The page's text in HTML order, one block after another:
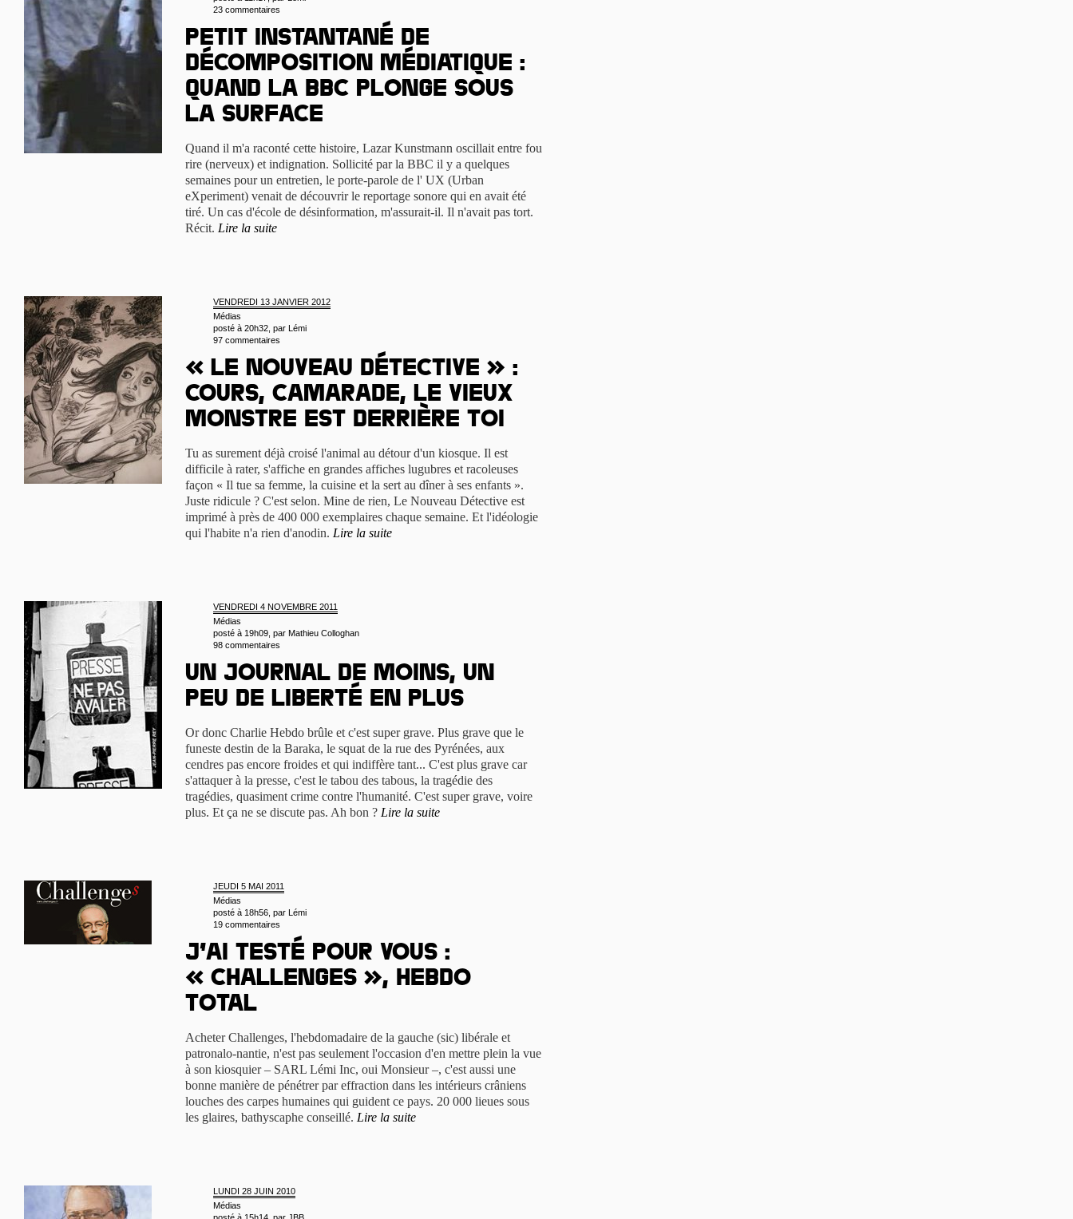
23 commentaires
Petit instantané de
décomposition médiatique :
quand la BBC plonge sous
la surface
Quand il m'a raconté cette histoire, Lazar Kunstmann oscillait entre fou
rire (nerveux) et indignation. Sollicité par la BBC il y a quelques
semaines pour un entretien, le porte-parole de l' UX (Urban
eXperiment) venait de découvrir le reportage sonore qui en avait été
tiré. Un cas d'école de désinformation, m'assurait-il. Il n'avait pas tort.
Récit. Lire la suite
VENDREDI 13 JANVIER 2012
Médias
posté à 20h32, par Lémi
97 commentaires
« Le Nouveau Détective » :
cours, camarade, le vieux
monstre est derrière toi
Tu as surement déjà croisé l'animal au détour d'un kiosque. Il est
difficile à rater, s'affiche en grandes affiches lugubres et racoleuses
façon « Il tue sa femme, la cuisine et la sert au dîner à ses enfants ».
Juste ridicule ? C'est selon. Mine de rien, Le Nouveau Détective est
imprimé à près de 400 000 exemplaires chaque semaine. Et l'idéologie
qui l'habite n'a rien d'anodin. Lire la suite
VENDREDI 4 NOVEMBRE 2011
Médias
posté à 19h09, par Mathieu Colloghan
98 commentaires
Un journal de moins, un
peu de liberté en plus
Or donc Charlie Hebdo brûle et c'est super grave. Plus grave que le
funeste destin de la Baraka, le squat de la rue des Pyrénées, aux
cendres pas encore froides et qui indiffère tant... C'est plus grave car
s'attaquer à la presse, c'est le tabou des tabous, la tragédie des
tragédies, quasiment crime contre l'humanité. C'est super grave, voire
plus. Et ça ne se discute pas. Ah bon ? Lire la suite
JEUDI 5 MAI 2011
Médias
posté à 18h56, par Lémi
19 commentaires
J’ai testé pour vous :
« Challenges », hebdo
Total
Acheter Challenges, l'hebdomadaire de la gauche (sic) libérale et
patronalo-nantie, n'est pas seulement l'occasion d'en mettre plein la vue
à son kiosquier – SARL Lémi Inc, oui Monsieur –, c'est aussi une
bonne manière de pénétrer par effraction dans les intérieurs crâniens
louches des carpes humaines qui guident ce pays. 20 000 lieues sous
les glaires, bathyscaphe conseillé. Lire la suite
LUNDI 28 JUIN 2010
Médias